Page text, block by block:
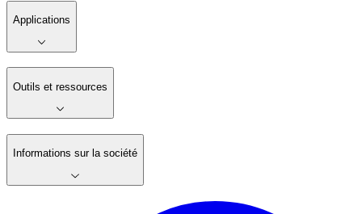
Applications
Outils et ressources
Informations sur la société